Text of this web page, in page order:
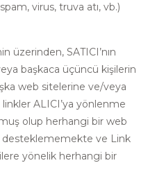
virus, truva atı, vb.)
üzerinden, SATICI’nın
başkaca üçüncü kişilerin
web sitelerine ve/veya
ALICI’ya yönlenme
olup herhangi bir web
desteklememekte ve Link
yönelik herhangi bir